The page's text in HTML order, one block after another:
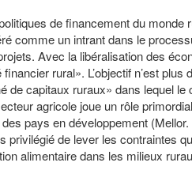
de financement du monde
comme un intrant dans le
Avec la libéralisation des
rural». L’objectif n’est
capitaux ruraux» dans lequel le
agricole joue un rôle
pays en développement
de lever les contraintes
alimentaire dans les milieux